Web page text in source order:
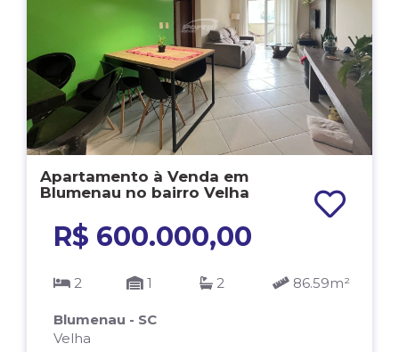
Apartamento à Venda em
Blumenau no bairro Velha
R$ 600.000,00
2 1 2 86.59m²
Blumenau - SC
Velha